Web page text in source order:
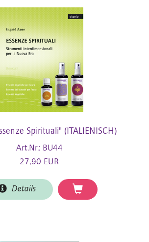
Spirituali" (ITALIENISCH)
Art.Nr.: BU44
27,90 EUR
Details